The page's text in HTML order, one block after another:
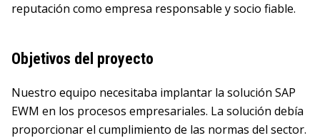
reputación como empresa responsable y socio fiable.
Objetivos del proyecto
Nuestro equipo necesitaba implantar la solución SAP
EWM en los procesos empresariales. La solución debía
proporcionar el cumplimiento de las normas del sector.